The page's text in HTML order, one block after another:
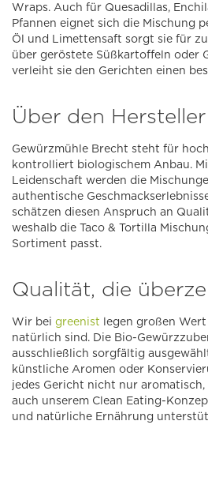
Wraps. Auch für Quesadillas,
Pfannen eignet sich die Mischung
Öl und Limettensaft sorgt sie für
über geröstete Süßkartoffeln oder
verleiht sie den Gerichten einen
Über den Hersteller
Gewürzmühle Brecht steht für
kontrolliert biologischem Anbau.
Leidenschaft werden die
authentische
schätzen diesen Anspruch an
weshalb die Taco & Tortilla
Sortiment passt.
Qualität, die
Wir bei greenist legen großen
natürlich sind. Die Bio-
ausschließlich sorgfältig
künstliche Aromen oder
jedes Gericht nicht nur
auch unserem Clean Eating-
und natürliche Ernährung